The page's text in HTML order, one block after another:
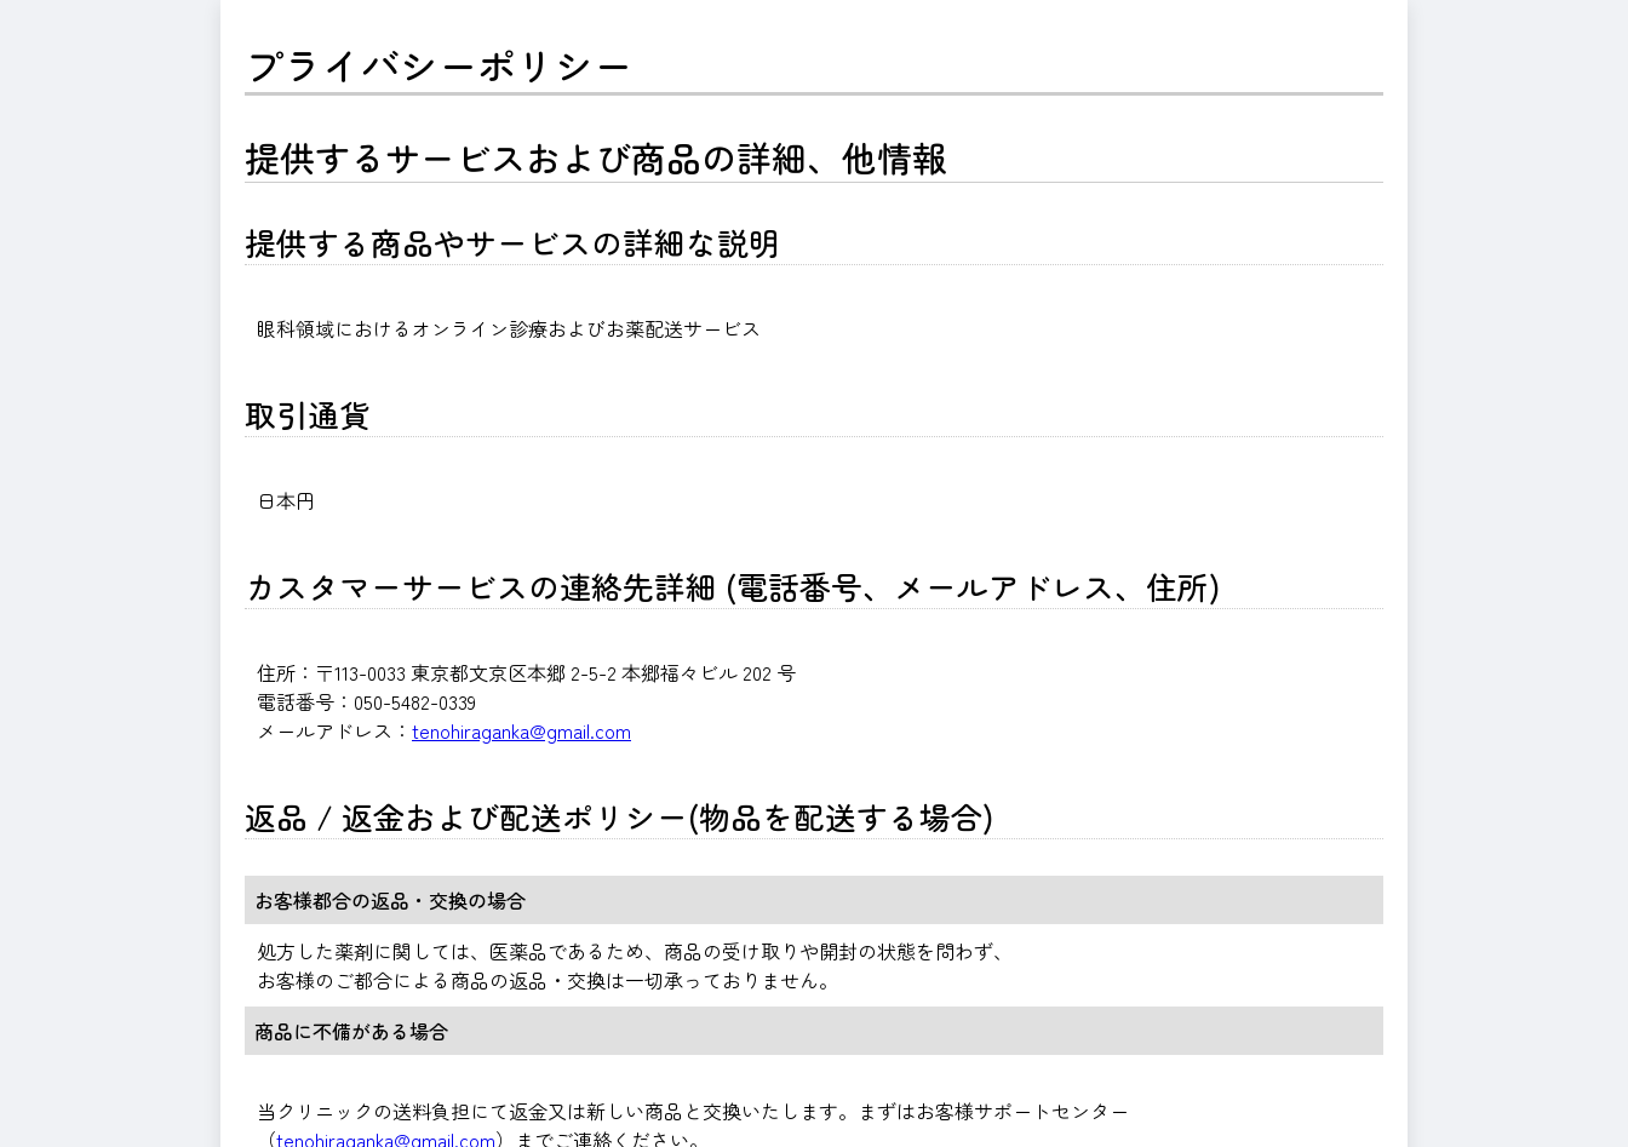
プライバシーポリシー
提供するサービスおよび商品の詳細、他情報
提供する商品やサービスの詳細な説明
眼科領域におけるオンライン診療およびお薬配送サービス
取引通貨
日本円
カスタマーサービスの連絡先詳細 (電話番号、メールアドレス、住所)
住所：〒113-0033 東京都文京区本郷 2-5-2 本郷福々ビル 202 号
電話番号：050-5482-0339
メールアドレス： tenohiraganka@gmail.com
返品 / 返金および配送ポリシー(物品を配送する場合)
お客様都合の返品・交換の場合
処方した薬剤に関しては、医薬品であるため、商品の受け取りや開封の状態を問わず、
お客様のご都合による商品の返品・交換は一切承っておりません。
商品に不備がある場合
当クリニックの送料負担にて返金又は新しい商品と交換いたします。まずはお客様サポートセンター
（tenohiraganka@gmail.com）までご連絡ください。